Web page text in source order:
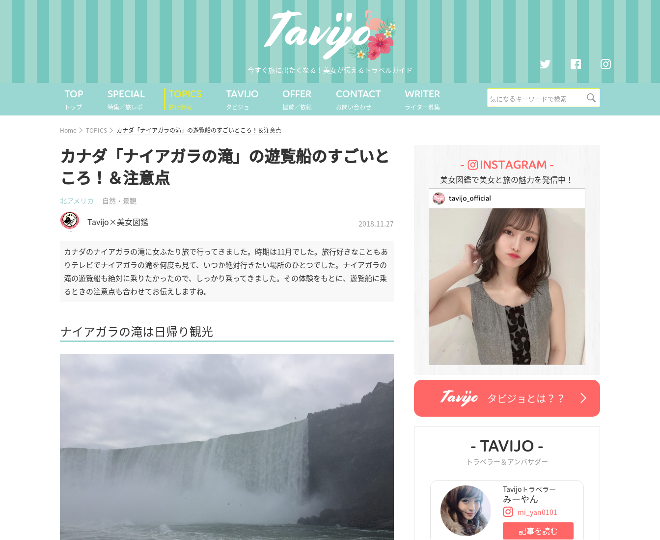
今すぐ旅に出たくなる！美女が伝えるトラベルガイド
TOP
トップ
SPECIAL
特集／旅レポ
TOPICS
旅行情報
TAVIJO
タビジョ
OFFER
協賛／依頼
CONTACT
お問い合わせ
WRITER
ライター募集
Home TOPICS カナダ「ナイアガラの滝」の遊覧船のすごいところ！＆注意点
カナダ「ナイアガラの滝」の遊覧船のすごいと
ころ！＆注意点
北アメリカ 自然・景観
Tavijo×美女図鑑 2018.11.27
カナダのナイアガラの滝に女ふたり旅で行ってきました。時期は11月でした。旅行好きなこともあ
りテレビでナイアガラの滝を何度も見て、いつか絶対行きたい場所のひとつでした。ナイアガラの
滝の遊覧船も絶対に乗りたかったので、しっかり乗ってきました。その体験をもとに、遊覧船に乗
るときの注意点も合わせてお伝えしますね。
ナイアガラの滝は日帰り観光
美女図鑑で美女と旅の魅力を発信中！
タビジョとは？？
- TAVIJO -
トラベラー＆アンバサダー
Tavijoトラベラー
みーやん
mi_yan0101
記事を読む